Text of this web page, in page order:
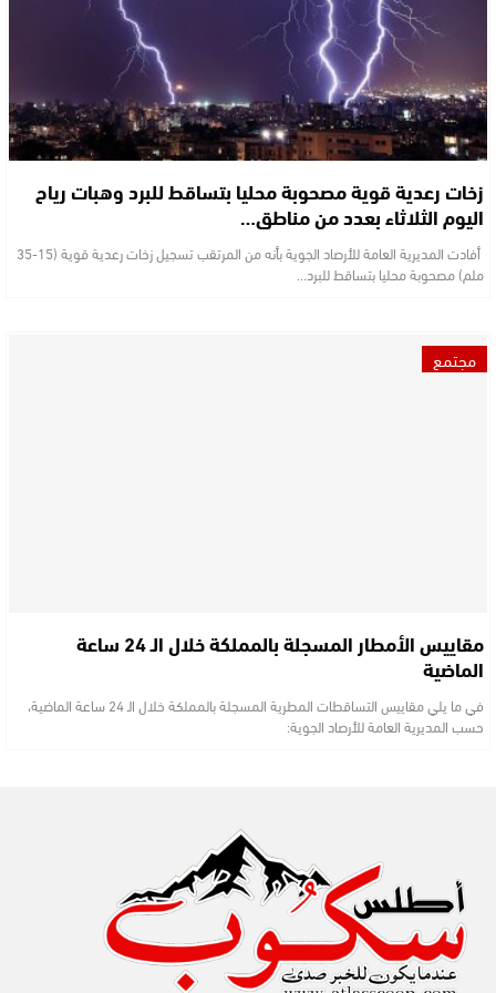
زخات رعدية قوية مصحوبة محليا بتساقط للبرد وهبات رياح
اليوم الثلاثاء بعدد من مناطق…
أفادت المديرية العامة للأرصاد الجوية بأنه من المرتقب تسجيل زخات رعدية قوية (15-35
ملم) مصحوبة محليا بتساقط للبرد…
مجتمع
مقاييس الأمطار المسجلة بالمملكة خلال الـ 24 ساعة
الماضية
في ما يلي مقاييس التساقطات المطرية المسجلة بالمملكة خلال الـ 24 ساعة الماضية،
حسب المديرية العامة للأرصاد الجوية: